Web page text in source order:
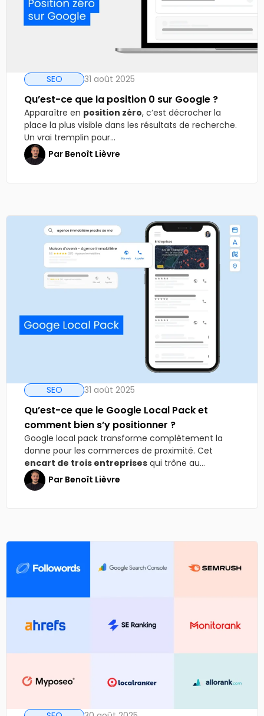
SEO 31 août 2025
Qu’est-ce que la position 0 sur Google ?
Apparaître en position zéro, c’est décrocher la
place la plus visible dans les résultats de recherche.
Un vrai tremplin pour...
Par Benoît Lièvre
SEO 31 août 2025
Qu’est-ce que le Google Local Pack et
comment bien s’y positionner ?
Google local pack transforme complètement la
donne pour les commerces de proximité. Cet
encart de trois entreprises qui trône au...
Par Benoît Lièvre